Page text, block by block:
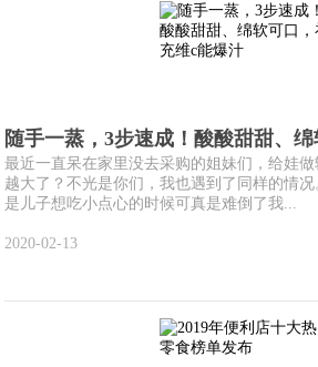
随手一蒸，3步速成！酸酸甜甜、
最近一直呆在家里没去采购的姐妹们，给娃
越大了？不光是你们，我也遇到了同样的情
是儿子想吃小点心的时候可真是难倒了我...
2020-02-13